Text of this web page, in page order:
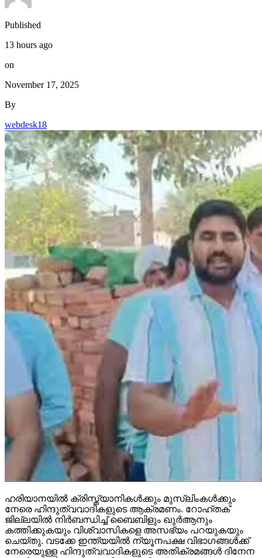
Published
13 hours ago
on
November 17, 2025
By
webdesk18
ഹരിയാനയില്‍ ക്രിസ്ത്യാനികള്‍ക്കും മുസ്‌ലിംകള്‍ക്കും
നേരെ ഹിന്ദുത്വവാദികളുടെ ആക്രമണം. റോഹ്തക്
ജില്ലയില്‍ നിര്‍ബന്ധിച്ച് ബൈബിളും ഖുര്‍ആനും
കത്തിക്കുകയും വിശ്വാസികളെ അസഭ്യം പറയുകയും
ചെയ്തു. വടക്കേ ഇന്ത്യയില്‍ ന്യൂനപക്ഷ വിഭാഗങ്ങള്‍ക്ക്
നേരെയുള്ള ഹിന്ദുത്വവാദികളുടെ അതിക്രമങ്ങള്‍ ദിനേന